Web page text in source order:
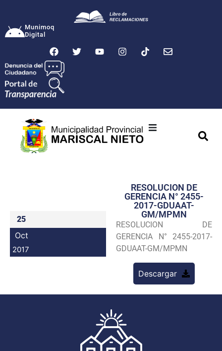
Munimoq
Digital
Transparencia
Seguridad
Programas
25
Oct
2017
RESOLUCION DE
GERENCIA N° 2455-
2017-GDUAAT-
GM/MPMN
RESOLUCION DE
GERENCIA N° 2455-2017-
GDUAAT-GM/MPMN
Descargar